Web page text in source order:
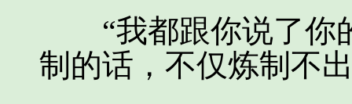
“我都跟你说了你
制的话，不仅炼制不